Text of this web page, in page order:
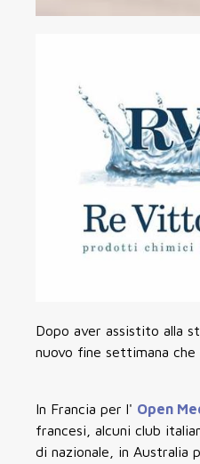
Dopo aver assistito alla
nuovo fine settimana
In Francia per l' Open
francesi, alcuni club
di nazionale, in Australia